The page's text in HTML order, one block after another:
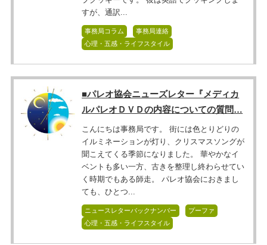
すが、通訳...
事務局コラム
事務局連絡
心理・五感・ライフスタイル
■パレオ協会ニューズレター『メディカ
ルパレオＤＶＤの内容についての質問…
こんにちは事務局です。 街には色とりどりの
イルミネーションが灯り、クリスマスソングが
聞こえてくる季節になりました。 華やかなイ
ベントも多い一方、古きを整理し終わらせてい
く時期でもある師走。 パレオ協会におきまし
ても、ひとつ...
ニュースレターバックナンバー
プーファ
心理・五感・ライフスタイル